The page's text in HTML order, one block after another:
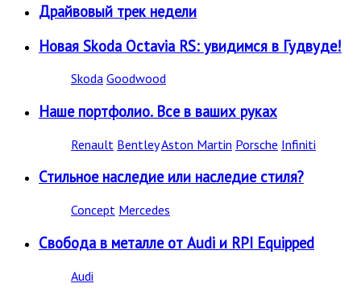
Драйвовый трек недели
Новая Skoda Octavia RS: увидимся в Гудвуде!
Skoda Goodwood
Наше портфолио. Все в ваших руках
Renault BentleyAston Martin Porsche Infiniti
Стильное наследие или наследие стиля?
Concept Mercedes
Свобода в металле от Audi и RPI Equipped
Audi